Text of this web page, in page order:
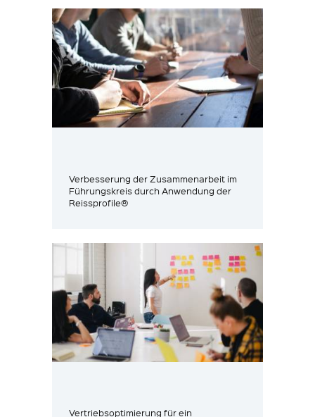
Verbesserung der Zusammenarbeit im
Führungskreis durch Anwendung der
Reissprofile®
Vertriebsoptimierung für ein